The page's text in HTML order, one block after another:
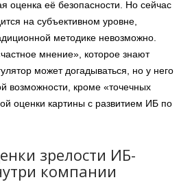
оценка её безопасности. Но сейчас
на субъективном уровне,
методике невозможно.
мнение», которое знают
может догадываться, но у него
возможности, кроме «точечных
оценки картины с развитием ИБ по
зрелости ИБ-
компании